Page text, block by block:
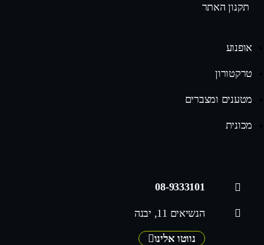
תקנון האתר
אופנוע
טרקטורון
מטענים ומצברים
מכונית
08-9333101
הנשיאים 11, יבנה
נווטו אלינו